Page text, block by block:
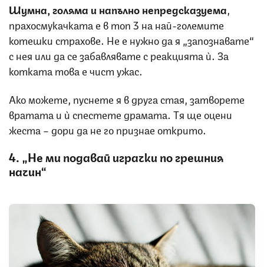
Шумна, голяма и напълно непредсказуема
прахосмукачката е в топ 3 на най-големите
котешки страхове. Не е нужно да я „запознавате“
с нея или да се забавлявате с реакцията ѝ. За
котката това е чист ужас.
Ако можете, пуснете я в друга стая, затворете
вратата и ѝ спестете драмата. Тя ще оцени
жеста – дори да не го признае открито.
4. „Не ми подавай играчки по грешния
начин“